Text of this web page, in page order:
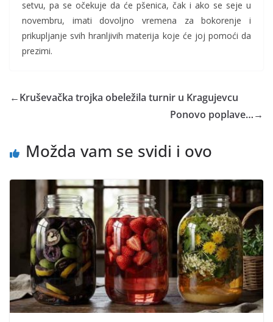
setvu, pa se očekuje da će pšenica, čak i ako se seje u
novembru, imati dovoljno vremena za bokorenje i
prikupljanje svih hranljivih materija koje će joj pomoći da
prezimi.
←Kruševačka trojka obeležila turnir u Kragujevcu
Ponovo poplave…→
Možda vam se svidi i ovo